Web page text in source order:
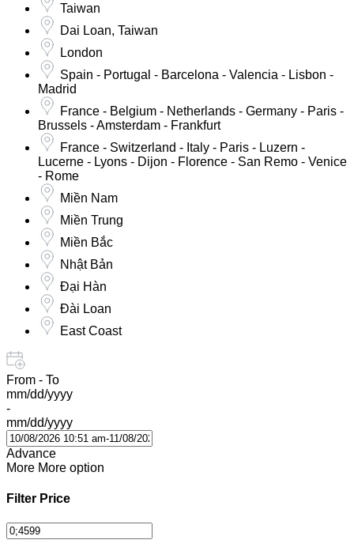
Taiwan
Dai Loan, Taiwan
London
Spain - Portugal - Barcelona - Valencia - Lisbon -
Madrid
France - Belgium - Netherlands - Germany - Paris -
Brussels - Amsterdam - Frankfurt
France - Switzerland - Italy - Paris - Luzern -
Lucerne - Lyons - Dijon - Florence - San Remo - Venice
- Rome
Miền Nam
Miền Trung
Miền Bắc
Nhật Bản
Đại Hàn
Đài Loan
East Coast
From - To
mm/dd/yyyy
-
mm/dd/yyyy
Advance
More More option
Filter Price